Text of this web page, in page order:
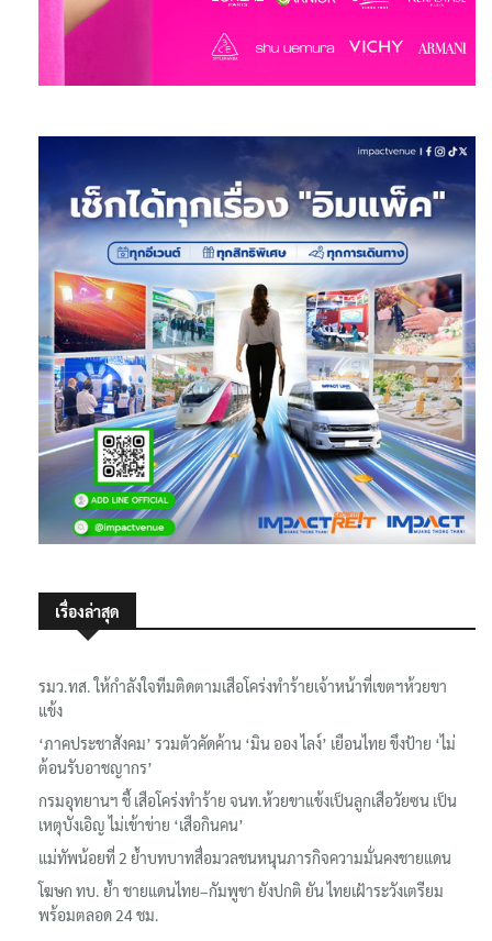
เรื่องล่าสุด
รมว.ทส. ให้กำลังใจทีมติดตามเสือโคร่งทำร้ายเจ้าหน้าที่เขตฯห้วยขา
แข้ง
‘ภาคประชาสังคม’ รวมตัวคัดค้าน ‘มิน ออง ไลง์’ เยือนไทย ขึงป้าย ‘ไม่
ต้อนรับอาชญากร’
กรมอุทยานฯ ชี้ เสือโคร่งทำร้าย จนท.ห้วยขาแข้งเป็นลูกเสือวัยซน เป็น
เหตุบังเอิญ ไม่เข้าข่าย ‘เสือกินคน’
แม่ทัพน้อยที่ 2 ย้ำบทบาทสื่อมวลชนหนุนภารกิจความมั่นคงชายแดน
โฆษก ทบ. ย้ำ ชายแดนไทย–กัมพูชา ยังปกติ ยัน ไทยเฝ้าระวังเตรียม
พร้อมตลอด 24 ชม.